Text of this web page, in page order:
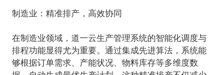
制造业：精准排产，高效协同
在制造业领域，道一云生产管理系统的智能化调度与
排程功能显得尤为重要。通过集成先进算法，系统能
够根据订单需求、产能状况、物料库存等多维度数